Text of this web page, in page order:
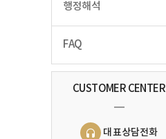
행정해석
FAQ
CUSTOMER CENTER
대표상담전화